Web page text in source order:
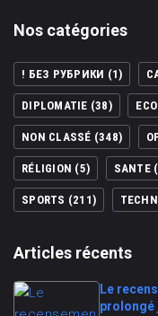
Nos catégories
! БЕЗ РУБРИКИ (1)
DIPLOMATIE (38)
NON CLASSÉ (348)
RÉLIGION (5) SANTE
SPORTS (211)
Articles récents
Le
prolongé